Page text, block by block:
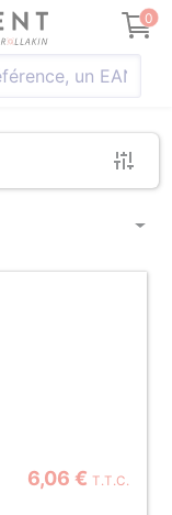
0
6,06 € T.T.C.